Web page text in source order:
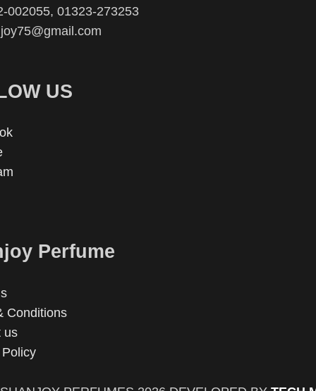
002055, 01323-273253
US
Perfume
Conditions
us